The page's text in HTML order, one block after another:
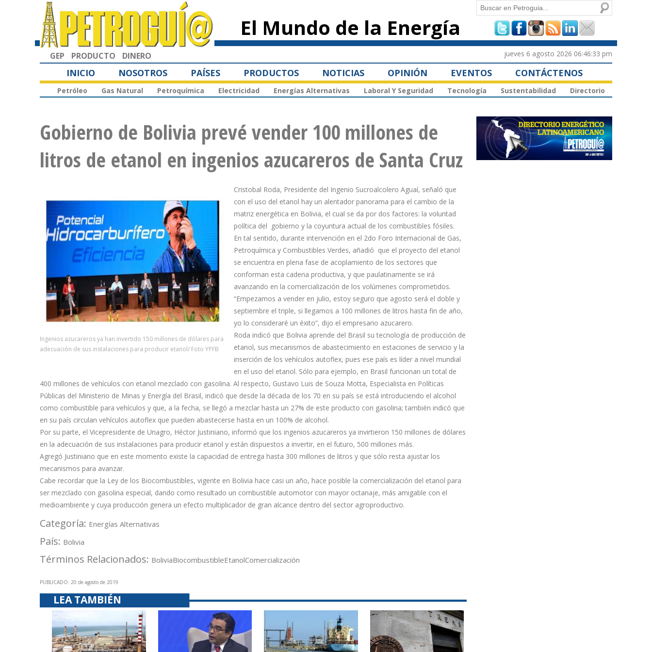
principal
El Mundo de la Energía
Formulario de
búsqueda
Buscar
GEP PRODUCTO DINERO jueves 6 agosto 2026 06:46:33 pm
INICIO NOSOTROS PAÍSES PRODUCTOS NOTICIAS OPINIÓN EVENTOS CONTÁCTENOS
Petróleo Gas Natural Petroquímica Electricidad Energías Alternativas Laboral Y Seguridad Tecnología Sustentabilidad Directorio
Gobierno de Bolivia prevé vender 100 millones de
litros de etanol en ingenios azucareros de Santa Cruz
Ingenios azucareros ya han invertido 150 millones de dólares para
adecuación de sus instalaciones para producir etanol/ Foto YPFB
Cristobal Roda, Presidente del Ingenio Sucroalcolero Aguaí, señaló que
con el uso del etanol hay un alentador panorama para el cambio de la
matriz energética en Bolivia, el cual se da por dos factores: la voluntad
política del gobierno y la coyuntura actual de los combustibles fósiles.
En tal sentido, durante intervención en el 2do Foro Internacional de Gas,
Petroquímica y Combustibles Verdes, añadió que el proyecto del etanol
se encuentra en plena fase de acoplamiento de los sectores que
conforman esta cadena productiva, y que paulatinamente se irá
avanzando en la comercialización de los volúmenes comprometidos.
“Empezamos a vender en julio, estoy seguro que agosto será el doble y
septiembre el triple, si llegamos a 100 millones de litros hasta fin de año,
yo lo consideraré un éxito”, dijo el empresario azucarero.
Roda indicó que Bolivia aprende del Brasil su tecnología de producción de
etanol, sus mecanismos de abastecimiento en estaciones de servicio y la
inserción de los vehículos autoflex, pues ese país es líder a nivel mundial
en el uso del etanol. Sólo para ejemplo, en Brasil funcionan un total de
400 millones de vehículos con etanol mezclado con gasolina. Al respecto, Gustavo Luis de Souza Motta, Especialista en Políticas
Públicas del Ministerio de Minas y Energía del Brasil, indicó que desde la década de los 70 en su país se está introduciendo el alcohol
como combustible para vehículos y que, a la fecha, se llegó a mezclar hasta un 27% de este producto con gasolina; también indicó que
en su país circulan vehículos autoflex que pueden abastecerse hasta en un 100% de alcohol.
Por su parte, el Vicepresidente de Unagro, Héctor Justiniano, informó que los ingenios azucareros ya invirtieron 150 millones de dólares
en la adecuación de sus instalaciones para producir etanol y están dispuestos a invertir, en el futuro, 500 millones más.
Agregó Justiniano que en este momento existe la capacidad de entrega hasta 300 millones de litros y que sólo resta ajustar los
mecanismos para avanzar.
Cabe recordar que la Ley de los Biocombustibles, vigente en Bolivia hace casi un año, hace posible la comercialización del etanol para
ser mezclado con gasolina especial, dando como resultado un combustible automotor con mayor octanaje, más amigable con el
medioambiente y cuya producción genera un efecto multiplicador de gran alcance dentro del sector agroproductivo.
Categoría: Energías Alternativas
País: Bolivia
Términos Relacionados: BoliviaBiocombustibleEtanolComercialización
PUBLICADO: 20 de agosto de 2019
LEA TAMBIÉN